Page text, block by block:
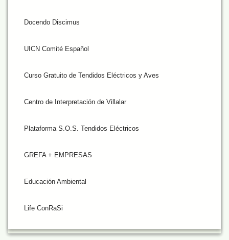
Docendo Discimus
UICN Comité Español
Curso Gratuito de Tendidos Eléctricos y Aves
Centro de Interpretación de Villalar
Plataforma S.O.S. Tendidos Eléctricos
GREFA + EMPRESAS
Educación Ambiental
Life ConRaSi